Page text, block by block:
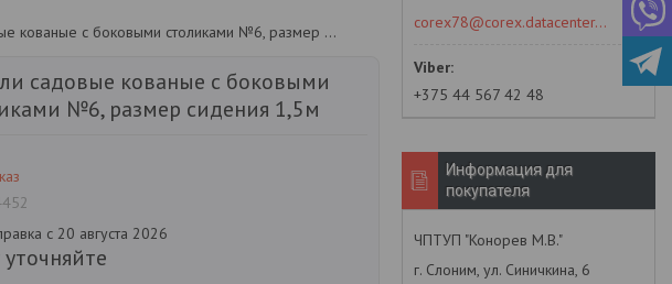
Качели садовые кованые с боковыми столиками №6, размер сидения 1,5м
садовые кованые с боковыми
№6, размер сидения 1,5м
с 20 августа 2026
corex78@corex.datacenter.by
+375 44 567 42 48
Информация для
покупателя
ЧПТУП "Конорев М.В."
г. Слоним, ул. Синичкина, 6